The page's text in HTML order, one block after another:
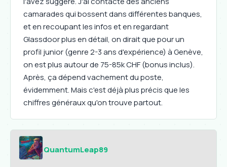
camarades qui bossent dans différentes banques,
et en recoupant les infos et en regardant
Glassdoor plus en détail, on dirait que pour un
profil junior (genre 2-3 ans d'expérience) à Genève,
on est plus autour de 75-85k CHF (bonus inclus).
Après, ça dépend vachement du poste,
évidemment. Mais c'est déjà plus précis que les
chiffres généraux qu'on trouve partout.
QuantumLeap89